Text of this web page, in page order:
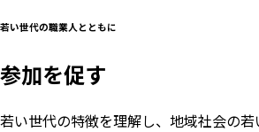
若い世代の職業人とともに
参加を促す
若い世代の特徴を理解し、地域社会の若